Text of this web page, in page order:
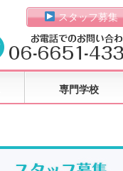
スタッフ募集
専門学校